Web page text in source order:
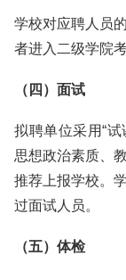
学校对应聘人员
者进入二级学院
（四）面试
拟聘单位采用“
思想政治素质、
推荐上报学校。
过面试人员。
（五）体检